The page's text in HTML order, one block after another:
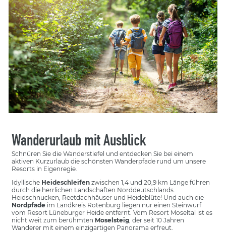
Wanderurlaub mit Ausblick
Schnüren Sie die Wanderstiefel und entdecken Sie bei einem
aktiven Kurzurlaub die schönsten Wanderpfade rund um unsere
Resorts in Eigenregie.
Idyllische Heideschleifen zwischen 1,4 und 20,9 km Länge führen
durch die herrlichen Landschaften Norddeutschlands.
Heidschnucken, Reetdachhäuser und Heideblüte! Und auch die
Nordpfade im Landkreis Rotenburg liegen nur einen Steinwurf
vom Resort Lüneburger Heide entfernt. Vom Resort Moseltal ist es
nicht weit zum berühmten Moselsteig, der seit 10 Jahren
Wanderer mit einem einzigartigen Panorama erfreut.